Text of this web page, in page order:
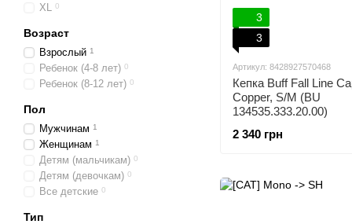
3
3
Артикул: 8428927570468
Кепка Buff Fall Line
Copper, S/M (BU
134535.333.20.00)
2 340 грн
XL 0
Возраст
Взрослый 1
Ребенок (4-8 лет) 0
Ребенок (8-12 лет) 0
Пол
Мужчинам 1
Женщинам 1
Детям (мальчикам) 0
Детям (девочкам) 0
Все детские 0
Тип